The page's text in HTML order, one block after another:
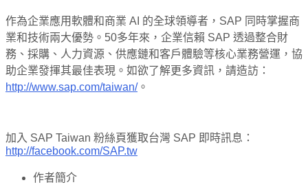
作為企業應用軟體和商業 AI 的全球領導者，SAP 同時掌握商
業和技術兩大優勢。50多年來，企業信賴 SAP 透過整合財
務、採購、人力資源、供應鏈和客戶體驗等核心業務營運，協
助企業發揮其最佳表現。如欲了解更多資訊，請造訪：
http://www.sap.com/taiwan/。
加入 SAP Taiwan 粉絲頁獲取台灣 SAP 即時訊息：
http://facebook.com/SAP.tw
作者簡介